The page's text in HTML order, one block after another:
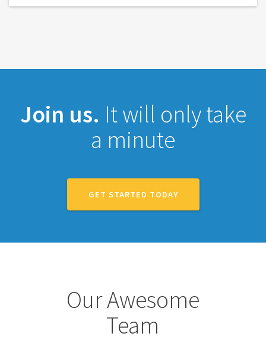
Join us. It will only take
a minute
GET STARTED TODAY
Our Awesome
Team